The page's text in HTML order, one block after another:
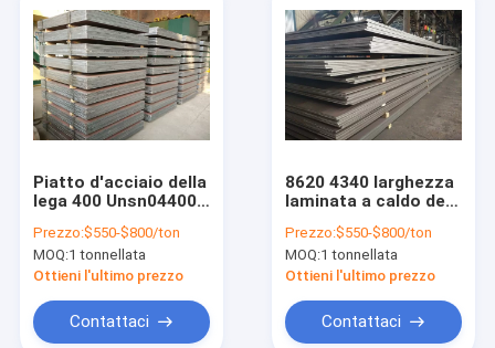
Piatto d'acciaio della
lega 400 Unsn04400
400 dello strato della
lega di nichel di rame
Prezzo:$550-$800/ton
MOQ:1 tonnellata
Ottieni l'ultimo prezzo
Contattaci
8620 4340 larghezza
laminata a caldo del
1200mm 1500mm
2000mm dell'acciaio
legato
Prezzo:$550-$800/ton
MOQ:1 tonnellata
Ottieni l'ultimo prezzo
Contattaci